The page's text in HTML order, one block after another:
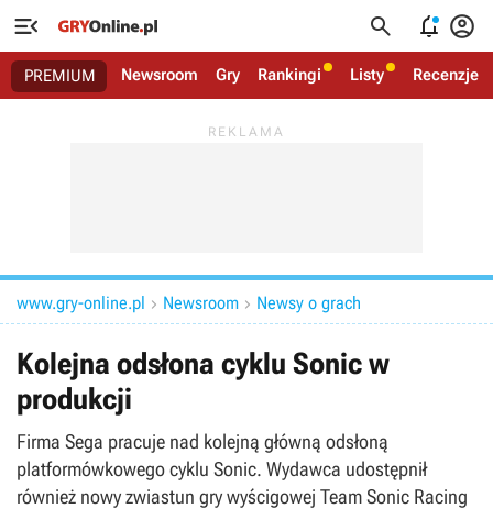
   
PREMIUM Newsroom Gry Rankingi Listy Recenzje
www.gry-online.pl  Newsroom  Newsy o grach
Kolejna odsłona cyklu Sonic w
produkcji
Firma Sega pracuje nad kolejną główną odsłoną
platformówkowego cyklu Sonic. Wydawca udostępnił
również nowy zwiastun gry wyścigowej Team Sonic Racing